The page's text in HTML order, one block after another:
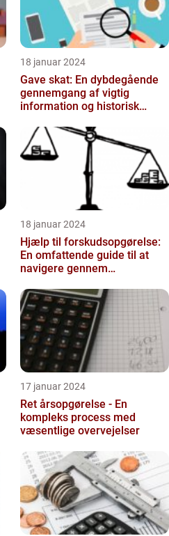
18 januar 2024
Gave skat: En dybdegående
gennemgang af vigtig
information og historisk
18 januar 2024
Hjælp til forskudsopgørelse:
En omfattende guide til at
navigere gennem
17 januar 2024
Ret årsopgørelse - En
kompleks process med
væsentlige overvejelser